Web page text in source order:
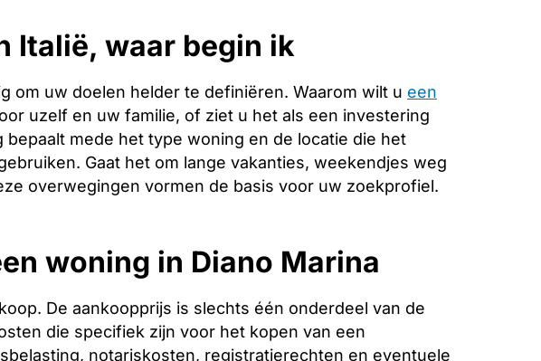
Italië, waar begin ik
om uw doelen helder te definiëren. Waarom wilt u een
uzelf en uw familie, of ziet u het als een investering
mede het type woning en de locatie die het
Gaat het om lange vakanties, weekendjes weg
overwegingen vormen de basis voor uw zoekprofiel.
woning in Diano Marina
De aankoopprijs is slechts één onderdeel van de
die specifiek zijn voor het kopen van een
notariskosten, registratierechten en eventuele